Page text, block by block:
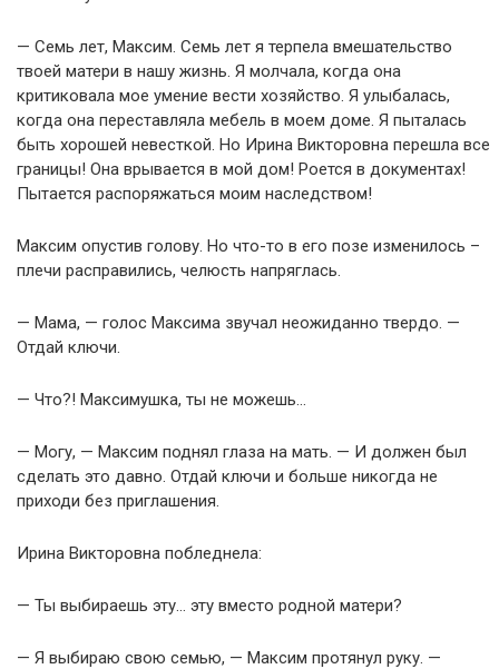
— Семь лет, Максим. Семь лет я терпела вмешательство
твоей матери в нашу жизнь. Я молчала, когда она
критиковала мое умение вести хозяйство. Я улыбалась,
когда она переставляла мебель в моем доме. Я пыталась
быть хорошей невесткой. Но Ирина Викторовна перешла все
границы! Она врывается в мой дом! Роется в документах!
Пытается распоряжаться моим наследством!
Максим опустив голову. Но что-то в его позе изменилось –
плечи расправились, челюсть напряглась.
— Мама, — голос Максима звучал неожиданно твердо. —
Отдай ключи.
— Что?! Максимушка, ты не можешь…
— Могу, — Максим поднял глаза на мать. — И должен был
сделать это давно. Отдай ключи и больше никогда не
приходи без приглашения.
Ирина Викторовна побледнела:
— Ты выбираешь эту… эту вместо родной матери?
— Я выбираю свою семью, — Максим протянул руку. —